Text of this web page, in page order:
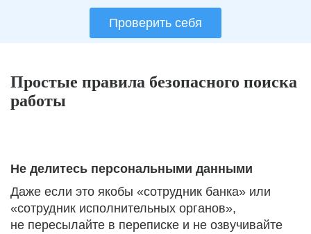
Проверить себя
Простые правила безопасного поиска
работы
Не делитесь персональными данными
Даже если это якобы «сотрудник банка» или
«сотрудник исполнительных органов»,
не пересылайте в переписке и не озвучивайте